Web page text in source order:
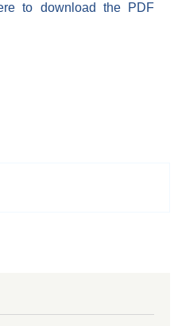
to download the PDF